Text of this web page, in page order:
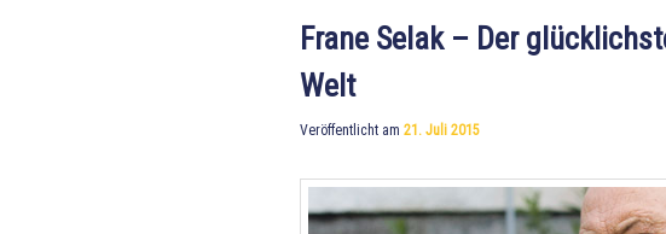
Frane Selak – Der
Welt
Veröffentlicht am 21. Juli 2015